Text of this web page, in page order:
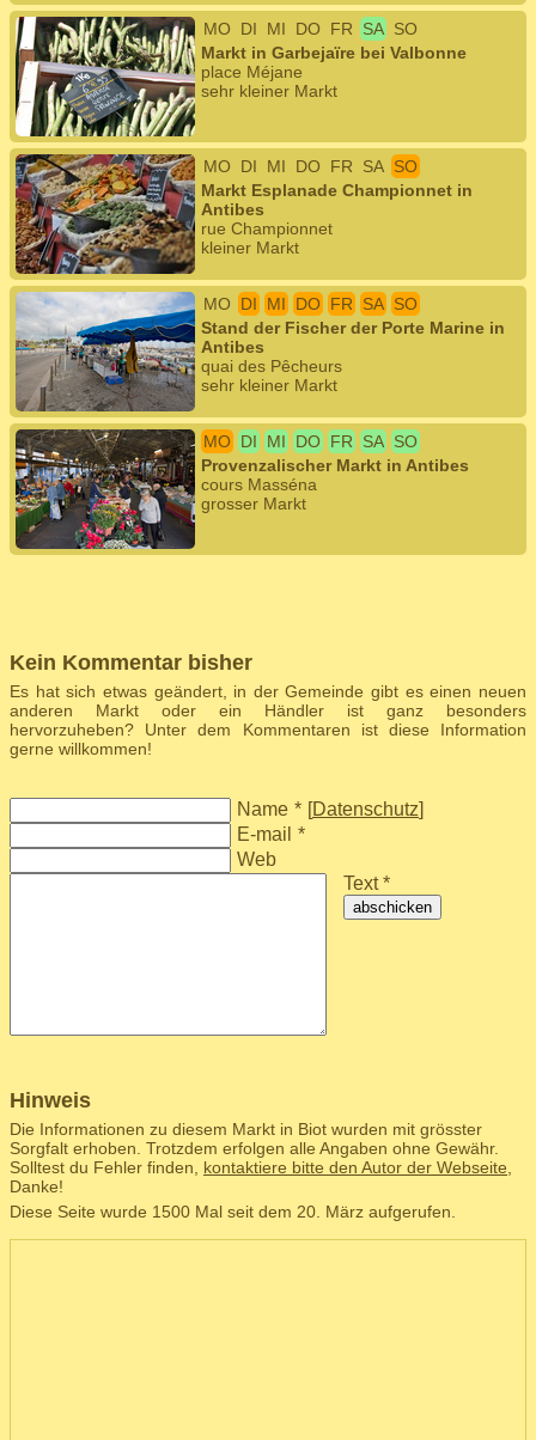
MO DI MI DO FR SA SO
Markt in Garbejaïre bei Valbonne
place Méjane
sehr kleiner Markt
MO DI MI DO FR SA SO
Markt Esplanade Championnet in
Antibes
rue Championnet
kleiner Markt
MO DI MI DO FR SA SO
Stand der Fischer der Porte Marine in
Antibes
quai des Pêcheurs
sehr kleiner Markt
MO DI MI DO FR SA SO
Provenzalischer Markt in Antibes
cours Masséna
grosser Markt
Kein Kommentar bisher
Es hat sich etwas geändert, in der Gemeinde gibt es einen neuen
anderen Markt oder ein Händler ist ganz besonders
hervorzuheben? Unter dem Kommentaren ist diese Information
gerne willkommen!
Name * [Datenschutz]
E-mail *
Web
Text *
abschicken
Hinweis
Die Informationen zu diesem Markt in Biot wurden mit grösster
Sorgfalt erhoben. Trotzdem erfolgen alle Angaben ohne Gewähr.
Solltest du Fehler finden, kontaktiere bitte den Autor der Webseite
Danke!
Diese Seite wurde 1500 Mal seit dem 20. März aufgerufen.